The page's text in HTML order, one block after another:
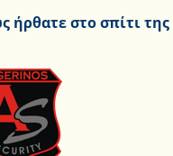
ήρθατε στο σπίτι της